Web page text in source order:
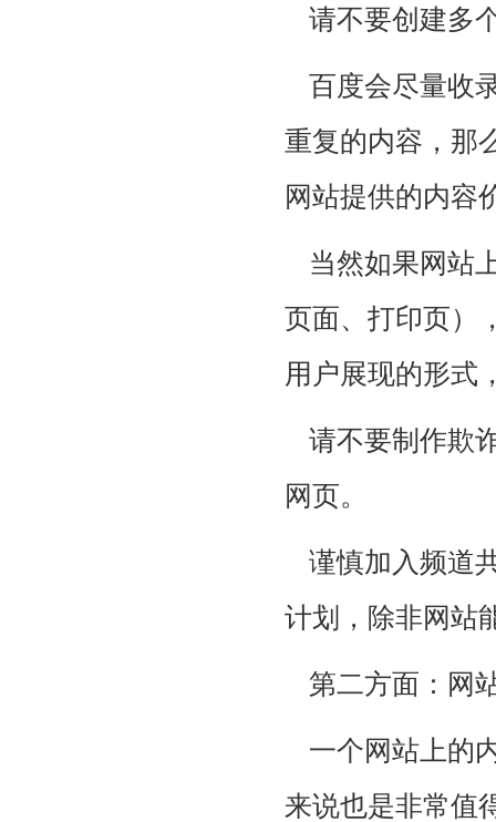
请不要创建多
百度会尽量收
重复的内容，那
网站提供的内容
当然如果网站
页面、打印页）
用户展现的形式
请不要制作欺
网页。
谨慎加入频道
计划，除非网站
第二方面：网
一个网站上的
来说也是非常值